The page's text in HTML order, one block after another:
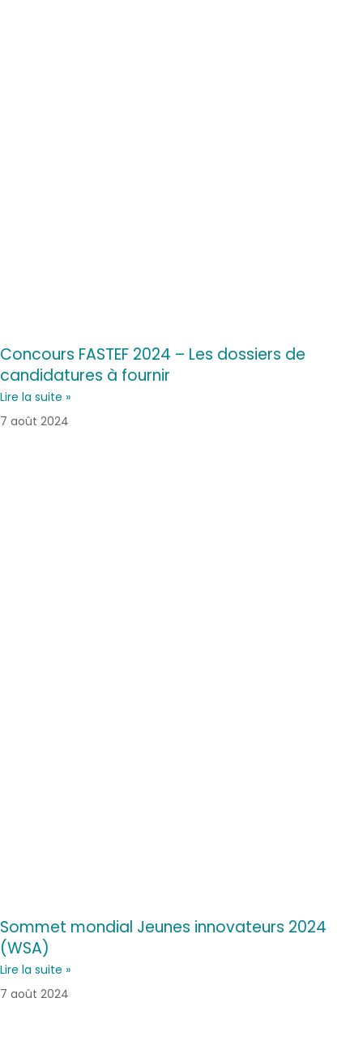
Concours FASTEF 2024 – Les dossiers de
candidatures à fournir
Lire la suite »
7 août 2024
Sommet mondial Jeunes innovateurs 2024
(WSA)
Lire la suite »
7 août 2024